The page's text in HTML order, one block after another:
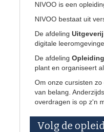
NIVOO is een
NIVOO bestaat uit
De afdeling Uitgeverij
digitale
De afdeling
plant en organiseert
Om onze cursisten
van belang.
overdragen is op z'n
Volg de